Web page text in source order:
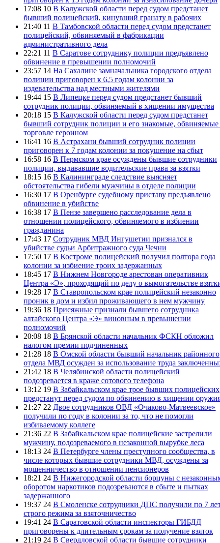
17:08 10 В Калужской области перед судом предстанет
бывший полицейский, кинувший гранату в рабочих
21:40 11 В Тамбовской области перед судом предстанет
полицейский, обвиняемый в фабрикации
административного дела
22:21 11 В Саратове сотруднику полиции предъявлено
обвинение в превышении полномочий
23:57 14 На Сахалине замначальника городского отдела
полиции приговорен к 6,5 годам колонии за
издевательства над местными жителями
19:44 15 В Липецке перед судом предстанет бывший
сотрудник полиции, обвиняемый в хищении имущества
20:18 15 В Калужской области перед судом предстанет
бывший сотрудник полиции и его знакомые, обвиняемые
торговле героином
16:41 16 В Астрахани бывший сотрудник полиции
приговорен к 7 годам колонии за покушение на сбыт
16:58 16 В Пермском крае осуждены бывшие сотрудники
полиции, выдававшие водительские права за взятки
18:15 16 В Калининграде следствие выясняет
обстоятельства гибели мужчины в отделе полиции
16:30 17 В Оренбурге судебному приставу предъявлено
обвинение в убийстве
16:38 17 В Пензе завершено расследование дела в
отношении полицейского, обвиняемого в избиении
гражданина
17:43 17 Сотрудник МВД Ингушетии признался в
убийстве судьи Арбитражного суда Чечни
17:50 17 В Костроме полицейский получил полтора года
колонии за избиение троих задержанных
18:45 17 В Нижнем Новгороде арестован оперативник
Центра «Э», проходящий по делу о вымогательстве
19:28 17 В Ставропольском крае полицейский незаконно
проник в дом и избил проживающего в нем мужчину
19:36 18 Присяжные признали бывшего сотрудника
алтайского Центра «Э» виновным в превышении
полномочий
20:08 18 В Брянской области начальник ФСКН обложил
налогом премии подчиненных
21:28 18 В Омской области бывший начальник районного
отдела МВД осужден за использование труда
21:42 18 В Челябинской области полицейский
подозревается в краже сотового телефона
13:12 19 В Забайкальском крае трое бывших полицейских
предстанут перед судом по обвинению в хищении
21:27 22 Двое сотрудников ОВД «Очаково-Матвеевское»
получили по году в колонии за то, что не помогли
избиваемому коллеге
21:36 22 В Забайкальском крае полицейские застрелили
мужчину, подозреваемого в незаконной вырубке леса
18:13 24 В Петербурге члены преступного сообщества, в
числе которых бывшие сотрудники МВД, осуждены за
мошенничество в отношении пенсионеров
18:21 24 В Нижегородской области борцуны с
оборотом наркотиков подозреваются в сбыте и пытках
задержанного
19:37 24 В Смоленске сотрудники ДПС получили по 7
строго режима за взяточничество
19:41 24 В Саратовской области инспекторы ГИБДД
приговорены к длительным срокам за получение взяток
21:19 24 В Свердловской области бывшие сотрудники